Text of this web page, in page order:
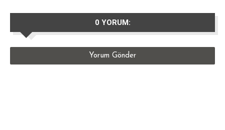
0 YORUM:
Yorum Gönder